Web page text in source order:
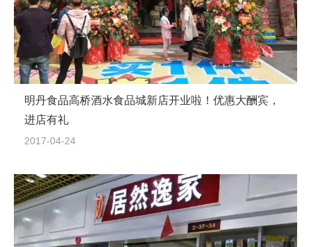
明丹食品高桥酒水食品城新店开业啦！优惠大酬宾，
进店有礼
2017-04-24